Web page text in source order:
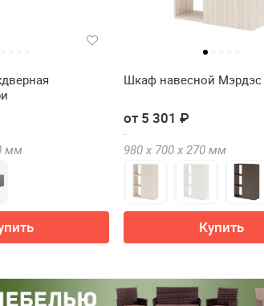
мм
Шкаф навесной
от 5 301 ₽
980 х 700 х 270 мм
Купить